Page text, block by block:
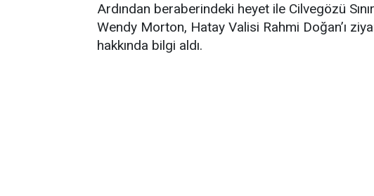
Ardından beraberindeki heyet ile Cilvegözü
Wendy Morton, Hatay Valisi Rahmi Doğan’ı
hakkında bilgi aldı.